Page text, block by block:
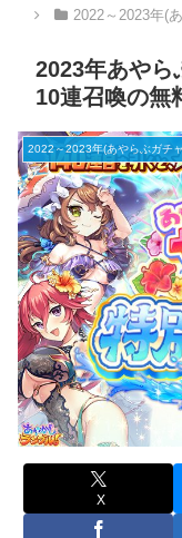
2022～2023年(
2023年あやら
10連召喚の無
2022～2023年(あやらぶガチ
X